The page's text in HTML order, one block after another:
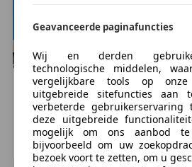
motorruimte, en NAP certificaat.
de auto voor u op naam. Een
en/of garantie is in overleg
Financiering en/of inruil
zijn met de grootst mogelijke
helaas kunnen er geen rechten
foutieve invoer van
zetfouten.
SEATIbiza
€ 18.945 1
63.391 km, 04/2024
ANDELST, NL
SEAT
€
Geavanceerde paginafuncties
Wij en derden
technologische middelen,
vergelijkbare tools op
uitgebreide sitefuncties aan
verbeterde gebruikerservaring
deze uitgebreide
mogelijk om ons aanbod
bijvoorbeeld om uw
bezoek voort te zetten, om u